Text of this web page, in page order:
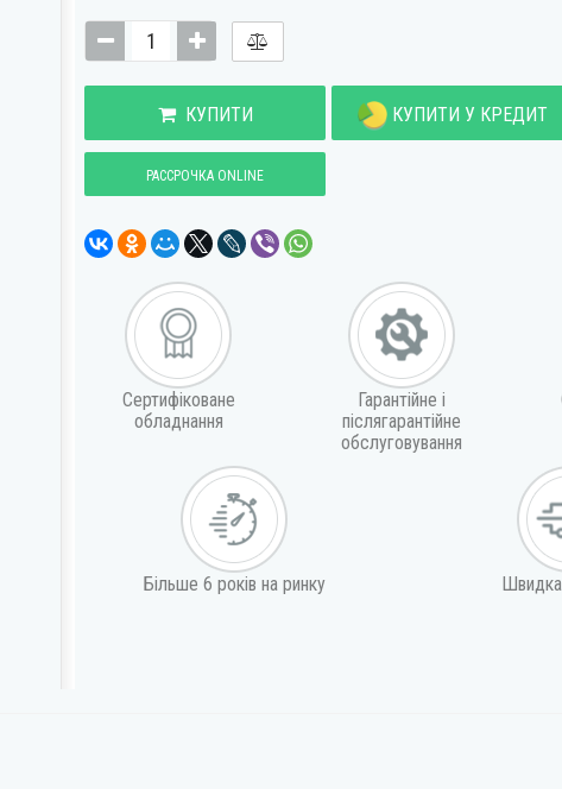
КУПИТИ КУПИТИ У КРЕДИТ
РАССРОЧКА ONLINE
Сертифіковане
обладнання
Гарантійне і
післягарантійне
обслуговування
Більше 6 років на ринку